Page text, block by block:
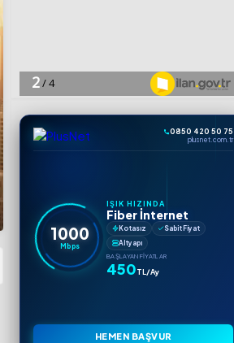
0850 420 50 75
plusnet.com.tr
1000
Mbps
IŞIK HIZINDA
Fiber İnternet
Kotasız
Sabit Fiyat
Altyapı
BAŞLAYAN FIYATLAR
450TL/Ay
HEMEN BAŞVUR